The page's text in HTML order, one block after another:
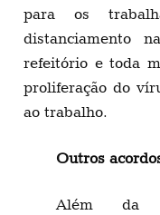
para os
distanciamento
refeitório e toda
proliferação do
ao trabalho.
Outros
Além da